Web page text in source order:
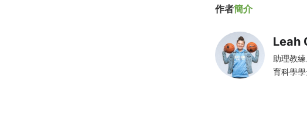
作者簡介
Leah
助理教
育科學學